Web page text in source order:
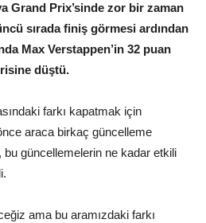
Grand Prix’sinde zor bir zaman
sırada finiş görmesi ardından
Max Verstappen’in 32 puan
düştü.
farkı kapatmak için
araca birkaç güncelleme
güncellemelerin ne kadar etkili
ama bu aramızdaki farkı